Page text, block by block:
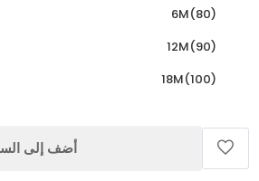
6M(80)
12M(90)
18M(100)
أضف إلى